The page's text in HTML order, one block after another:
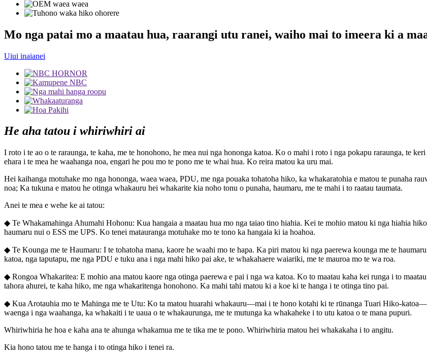
Mo nga patai mo a maatau hua, raarangi utu ranei, waiho mai to imeera ki a
Uiui inaianei
He aha tatou i whiriwhiri ai
I roto i te ao o te raraunga, te kaha, me te honohono, he mea nui nga hononga katoa. Ko o mahi i roto i nga pokapu raraunga, te
ehara i te mea he waahanga noa, engari he pou mo te pono me te whai hua. Ko reira matou ka uru mai.
Hei kaihanga motuhake mo nga hononga, waea waea, PDU, me nga pouaka tohatoha hiko, ka whakaratohia e matou te punaha
noa; Ka tukuna e matou he otinga whakauru hei whakarite kia noho tonu o punaha, haumaru, me te mahi i to raatau taumata.
Anei te mea e wehe ke ai tatou:
◆ Te Whakamahinga Ahumahi Hohonu: Kua hangaia a maatau hua mo nga taiao tino hiahia. Kei te mohio matou ki nga hiahia
haumaru nui o ESS me UPS. Ko tenei matauranga motuhake mo te tono ka hangaia ki ia hoahoa.
◆ Te Kounga me te Haumaru: I te tohatoha mana, kaore he waahi mo te hapa. Ka piri matou ki nga paerewa kounga me te
katoa, nga taputapu, me nga PDU e tuku ana i nga mahi hiko pai ake, te whakahaere waiariki, me te mauroa mo te wa roa.
◆ Rongoa Whakaritea: E mohio ana matou kaore nga otinga paerewa e pai i nga wa katoa. Ko to maatau kaha kei runga i to
tahora ahurei, te kaha hiko, me nga whakaritenga honohono. Ka mahi tahi matou ki a koe ki te hanga i te otinga tino pai.
◆ Kua Arotauhia mo te Mahinga me te Utu: Ko ta matou huarahi whakauru—mai i te hono kotahi ki te rūnanga Tuari Hiko-
waenga i nga waahanga, ka whakaiti i te uaua o te whakaurunga, me te mutunga ka whakaheke i to utu katoa o te mana pupuri.
Whiriwhiria he hoa e kaha ana te ahunga whakamua me te tika me te pono. Whiriwhiria matou hei whakakaha i to angitu.
Kia hono tatou me te hanga i to otinga hiko i tenei ra.